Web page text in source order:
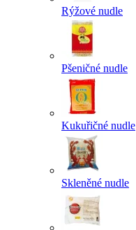
Rýžové nudle
Pšeničné nudle
Kukuřičné nudle
Skleněné nudle